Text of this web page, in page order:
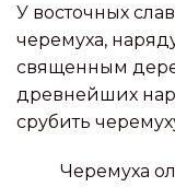
У восточных
черемуха,
священным
древнейших
срубить
Черемуха